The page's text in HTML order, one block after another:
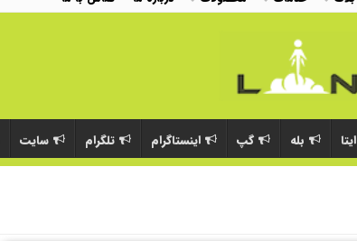
ایتا بله گپ اینستاگرام تلگرام سایت